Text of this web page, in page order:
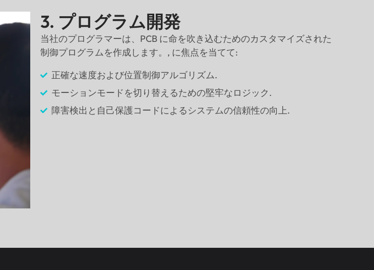
3. プログラム開発
当社のプログラマーは、PCB に命を吹き込むためのカスタマイズされた
制御プログラムを作成します。, に焦点を当てて:
正確な速度および位置制御アルゴリズム.
モーションモードを切り替えるための堅牢なロジック.
障害検出と自己保護コードによるシステムの信頼性の向上.